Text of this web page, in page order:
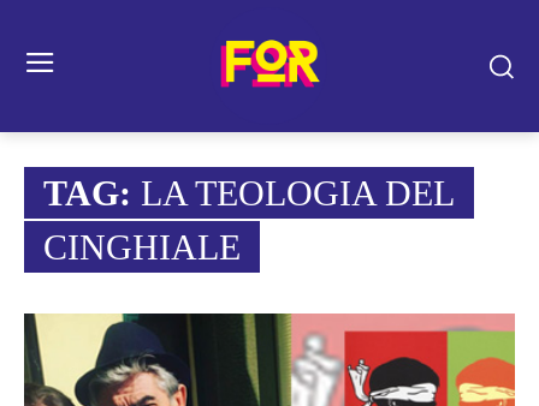
TAG: LA TEOLOGIA DEL
CINGHIALE